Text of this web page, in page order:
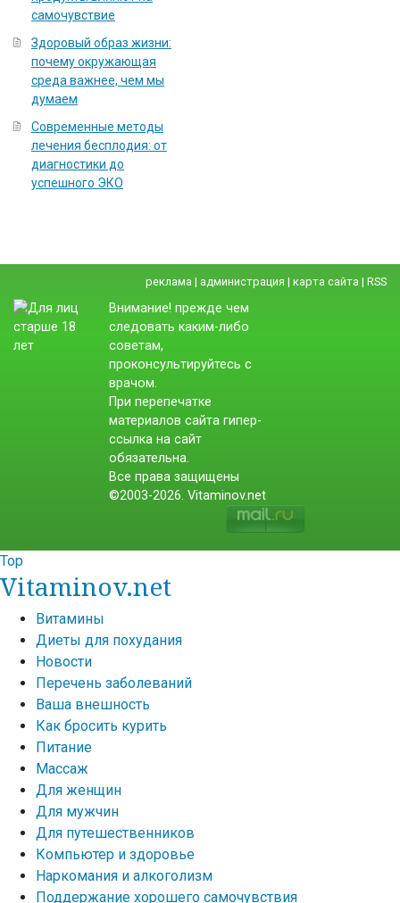
самочувствие
Здоровый образ жизни:
почему окружающая
среда важнее, чем мы
думаем
Современные методы
лечения бесплодия: от
диагностики до
успешного ЭКО
реклама | администрация | карта сайта | RSS
Внимание! прежде чем
следовать каким-либо
советам,
проконсультируйтесь с
врачом.
При перепечатке
материалов сайта гипер-
ссылка на сайт
обязательна.
Все права защищены
©2003-2026. Vitaminov.net
Top
Vitaminov.net
Витамины
Диеты для похудания
Новости
Перечень заболеваний
Ваша внешность
Как бросить курить
Питание
Массаж
Для женщин
Для мужчин
Для путешественников
Компьютер и здоровье
Наркомания и алкоголизм
Поддержание хорошего самочувствия